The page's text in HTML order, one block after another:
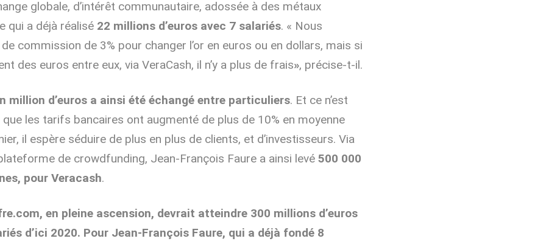
globale, d’intérêt communautaire, adossée à des métaux
qui a déjà réalisé 22 millions d’euros avec 7 salariés. « Nous
commission de 3% pour changer l’or en euros ou en dollars, mais si
des euros entre eux, via VeraCash, il n’y a plus de frais», précise-t-il.
million d’euros a ainsi été échangé entre particuliers. Et ce n’est
que les tarifs bancaires ont augmenté de plus de 10% en moyenne
il espère séduire de plus en plus de clients, et d’investisseurs. Via
de crowdfunding, Jean-François Faure a ainsi levé 500 000
pour Veracash.
en pleine ascension, devrait atteindre 300 millions d’euros
d’ici 2020. Pour Jean-François Faure, qui a déjà fondé 8